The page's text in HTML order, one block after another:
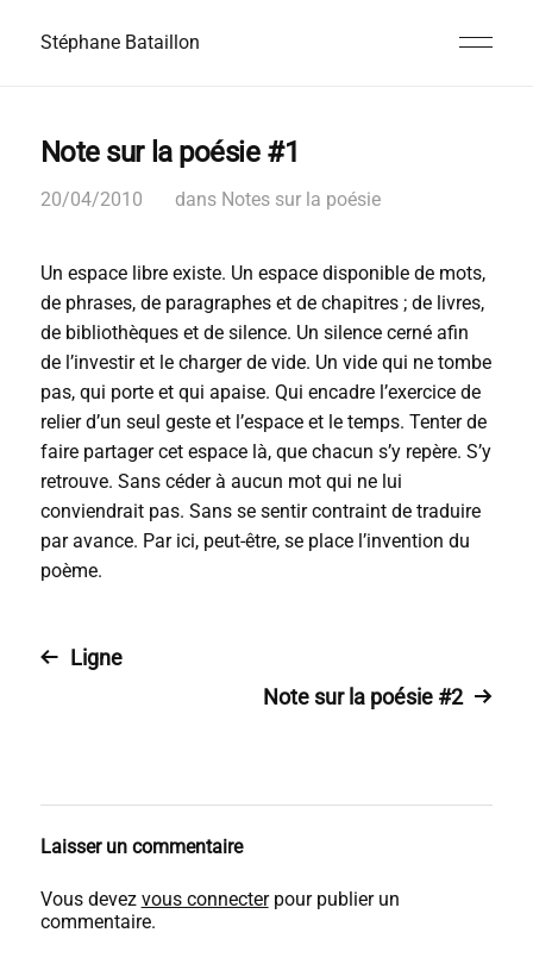
Stéphane Bataillon
Note sur la poésie #1
20/04/2010 dans Notes sur la poésie
Un espace libre existe. Un espace disponible de mots,
de phrases, de paragraphes et de chapitres ; de livres,
de bibliothèques et de silence. Un silence cerné afin
de l’investir et le charger de vide. Un vide qui ne tombe
pas, qui porte et qui apaise. Qui encadre l’exercice de
relier d’un seul geste et l’espace et le temps. Tenter de
faire partager cet espace là, que chacun s’y repère. S’y
retrouve. Sans céder à aucun mot qui ne lui
conviendrait pas. Sans se sentir contraint de traduire
par avance. Par ici, peut-être, se place l’invention du
poème.
Ligne
Note sur la poésie #2
Laisser un commentaire
Vous devez vous connecterpour publier un
commentaire.